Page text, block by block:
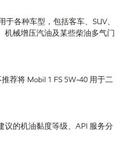
各种车型，包括客车、SUV、
机械增压汽油及某些柴油多气门
荐将 Mobil 1 FS 5W-40 用于二
议的机油黏度等级、API 服务分